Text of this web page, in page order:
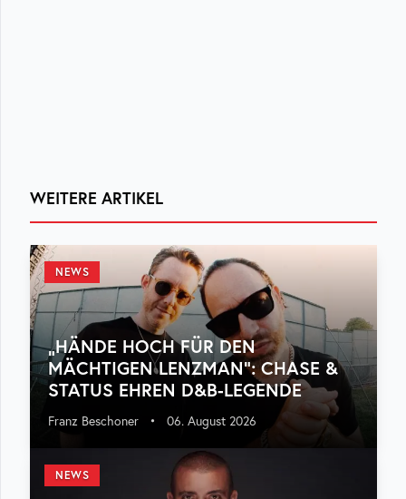
WEITERE ARTIKEL
NEWS
„HÄNDE HOCH FÜR DEN
MÄCHTIGEN LENZMAN“: CHASE &
STATUS EHREN D&B-LEGENDE
Franz Beschoner • 06. August 2026
NEWS